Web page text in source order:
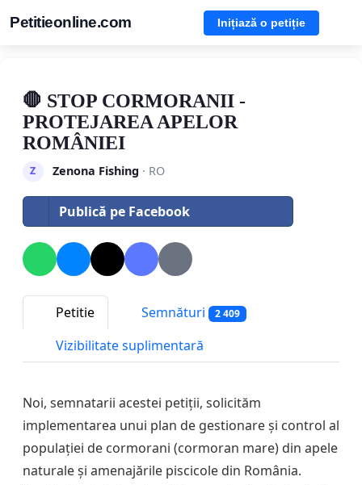
Petitieonline.com Inițiază o petiție
🛑 STOP CORMORANII -
PROTEJAREA APELOR
ROMÂNIEI
Z Zenona Fishing · RO
Publică pe Facebook
Petitie Semnături 2 409
Vizibilitate suplimentară
Noi, semnatarii acestei petiții, solicităm
implementarea unui plan de gestionare și control al
populației de cormorani (cormoran mare) din apele
naturale și amenajările piscicole din România.